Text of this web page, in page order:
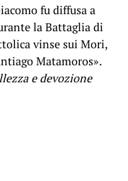
fu diffusa a
la Battaglia di
vinse sui Mori,
Matamoros».
e devozione